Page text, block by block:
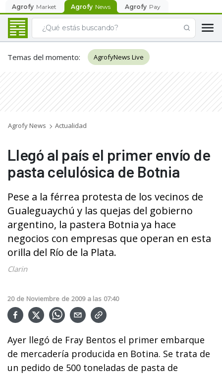
Agrofy Market Agrofy News Agrofy Pay
Temas del momento: AgrofyNews Live
Agrofy News Actualidad
Llegó al país el primer envío de
pasta celulósica de Botnia
Pese a la férrea protesta de los vecinos de
Gualeguaychú y las quejas del gobierno
argentino, la pastera Botnia ya hace
negocios con empresas que operan en esta
orilla del Río de la Plata.
Clarin
20 de Noviembre de 2009 a las 07:40
Ayer llegó de Fray Bentos el primer embarque
de mercadería producida en Botina. Se trata de
un pedido de 500 toneladas de pasta de